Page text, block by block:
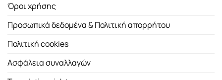
Όροι χρήσης
Προσωπικά δεδομένα & Πολιτική απορρήτου
Πολιτική cookies
Ασφάλεια συναλλαγών